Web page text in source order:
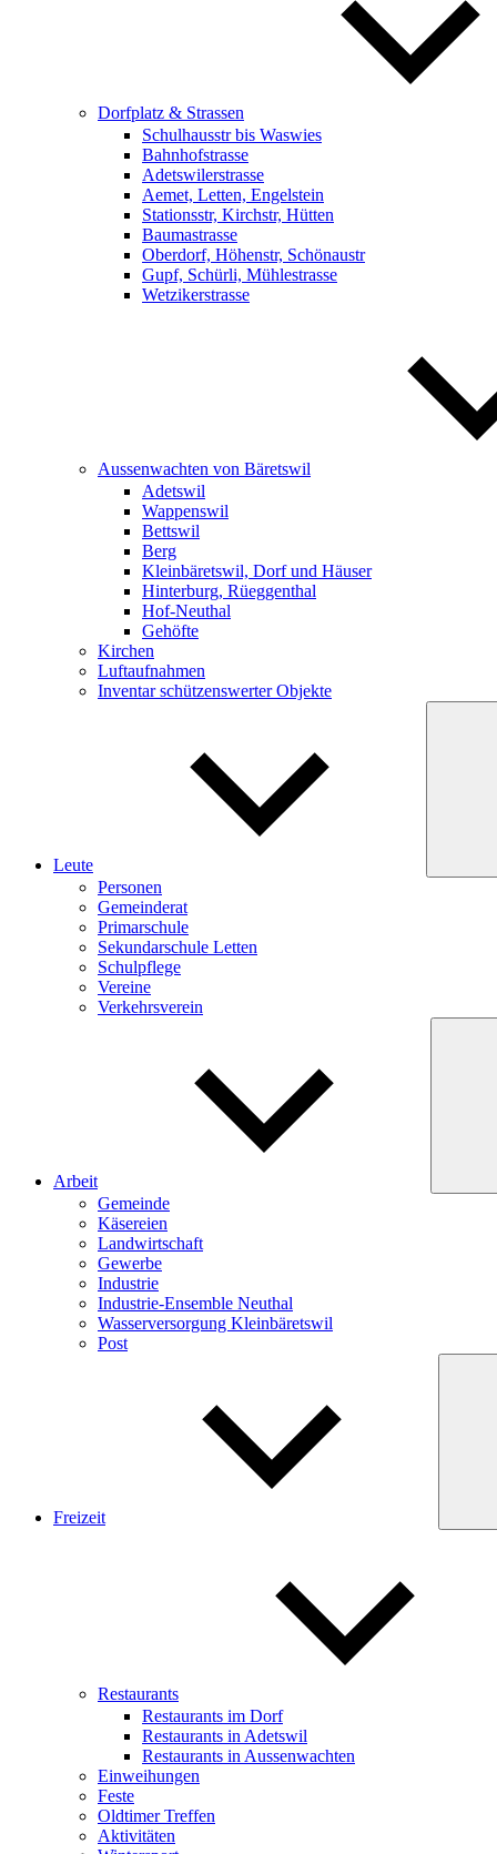
Dorfplatz & Strassen
Schulhausstr bis Waswies
Bahnhofstrasse
Adetswilerstrasse
Aemet, Letten, Engelstein
Stationsstr, Kirchstr, Hütten
Baumastrasse
Oberdorf, Höhenstr, Schönaustr
Gupf, Schürli, Mühlestrasse
Wetzikerstrasse
Aussenwachten von Bäretswil
Adetswil
Wappenswil
Bettswil
Berg
Kleinbäretswil, Dorf und Häuser
Hinterburg, Rüeggenthal
Hof-Neuthal
Gehöfte
Kirchen
Luftaufnahmen
Inventar schützenswerter Objekte
Leute
Personen
Gemeinderat
Primarschule
Sekundarschule Letten
Schulpflege
Vereine
Verkehrsverein
Arbeit
Gemeinde
Käsereien
Landwirtschaft
Gewerbe
Industrie
Industrie-Ensemble Neuthal
Wasserversorgung Kleinbäretswil
Post
Freizeit
Restaurants
Restaurants im Dorf
Restaurants in Adetswil
Restaurants in Aussenwachten
Einweihungen
Feste
Oldtimer Treffen
Aktivitäten